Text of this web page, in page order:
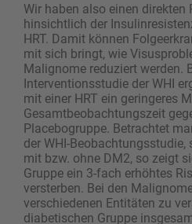
Wir haben also einen direkten
hinsichtlich der
HRT. Damit können
mit sich bringt, wie
Malignome reduziert werden.
Interventionsstudie der WHI
mit einer HRT ein geringeres
Gesamtbeobachtungszeit
Placebogruppe. Betrachtet
der WHI-­
mit bzw. ohne DM2, so zeigt
Gruppe ein 3-fach erhöhtes
versterben. Bei den
verschiedenen Entitäten zu
diabetischen Gruppe